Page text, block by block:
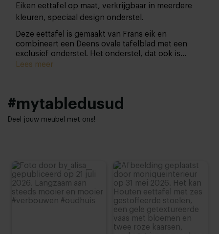
Eiken eettafel op maat, verkrijgbaar in meerdere
kleuren, speciaal design onderstel.
Deze eettafel is gemaakt van Frans eik en
combineert een Deens ovale tafelblad met een
exclusief onderstel. Het onderstel, dat ook is
gemaakt van kwalitatief indrukwekkend Frans eik,
woonwinkels te bewonderen.
Deens ovaal op een opvallende troon
geslagen om een wel heel bijzondere Deens ovale
tafel te creëren. We zijn zelf enorm trots op deze
prachtige tafel voor de echte fijnproever! Fan van
Deens ovaal? Bekijk dan ook onze andereDeens
ovale eettafels.
Onderstel steelt de show
De creativiteit van Art in Return zie je vooral terug
Lees meer
#mytabledusud
Deel jouw meubel met ons!